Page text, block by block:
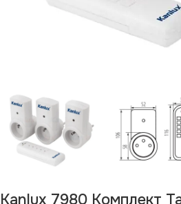
Kanlux 7980 Комплект